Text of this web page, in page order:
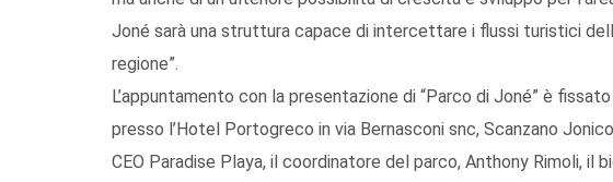
Joné sarà una struttura capace di intercettare i flussi turistici
regione”.
L’appuntamento con la presentazione di “Parco di Joné” è
presso l’Hotel Portogreco in via Bernasconi snc, Scanzano
CEO Paradise Playa, il coordinatore del parco, Anthony Rimoli, il